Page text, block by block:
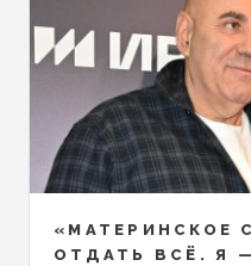
«МАТЕРИНСКОЕ
ОТДАТЬ ВСЁ. Я